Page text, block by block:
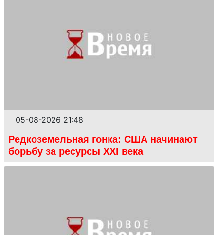
05-08-2026 21:48
Редкоземельная гонка: США начинают
борьбу за ресурсы XXI века